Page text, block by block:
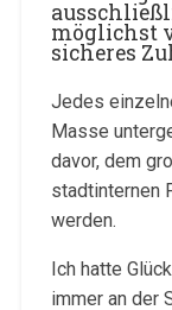
möglichst
sicheres
Jedes
Masse
davor, dem
stadtinternen
werden.
Ich hatte
immer an der